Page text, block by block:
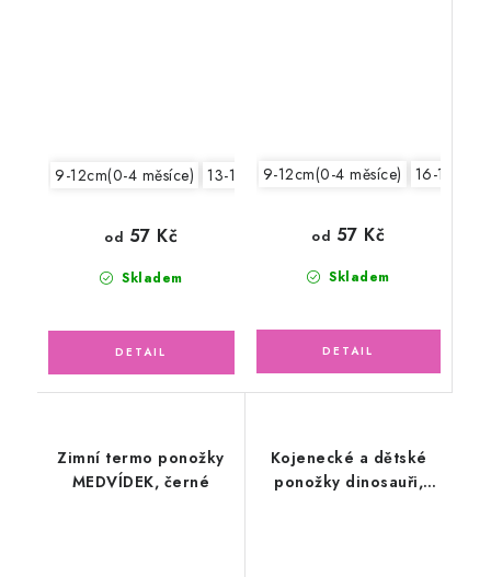
9-12cm(0-4 měsíce) 13-15cm /19-22/ 16-18cm /24-27/
Skladem
od 57 Kč
9-12cm(0-4 měsíce) 16-18cm
Skladem
od 57 Kč
Zimní termo ponožky
MEDVÍDEK, černé
Kojenecké a dětské
ponožky dinosauři,